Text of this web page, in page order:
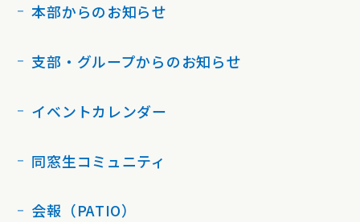
本部からのお知らせ
支部・グループからのお知らせ
イベントカレンダー
同窓生コミュニティ
会報（PATIO）